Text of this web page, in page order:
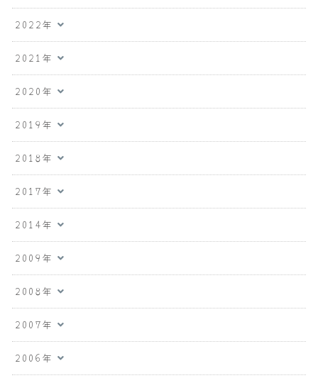
2022年
2021年
2020年
2019年
2018年
2017年
2014年
2009年
2008年
2007年
2006年